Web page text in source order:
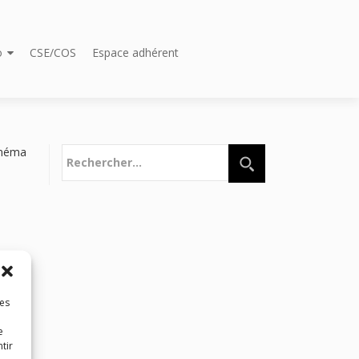
CSE/COS Espace adhérent